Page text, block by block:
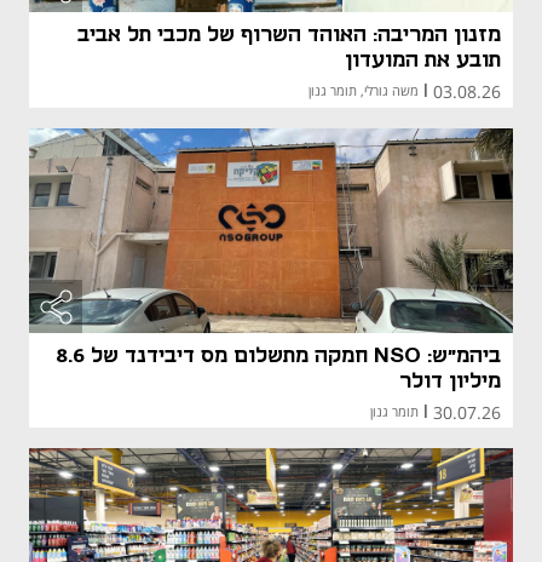
מזנון המריבה: האוהד השרוף של מכבי תל אביב
תובע את המועדון
03.08.26 משה גורלי, תומר גנון
ביהמ"ש: NSO חמקה מתשלום מס דיבידנד של 8.6
מיליון דולר
30.07.26 תומר גנון